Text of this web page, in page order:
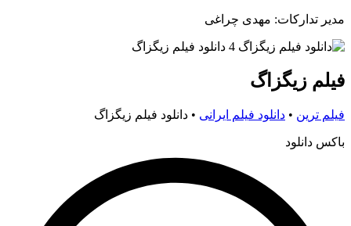
مدیر تدارکات: مهدی چراغی
فیلم زیگزاگ
فیلم ترین • دانلود فیلم ایرانی • دانلود فیلم زیگزاگ
باکس دانلود